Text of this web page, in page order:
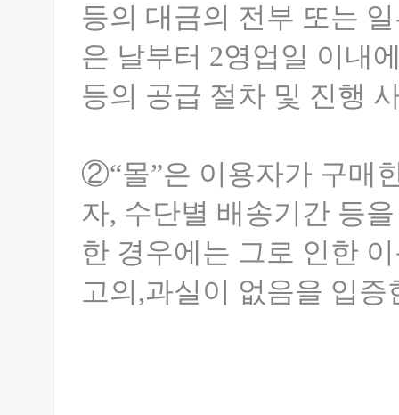
등의 대금의 전부 또는
은 날부터 2영업일 이내
등의 공급 절차 및 진행
②“몰”은 이용자가 구매
자, 수단별 배송기간 등
한 경우에는 그로 인한
고의,과실이 없음을 입